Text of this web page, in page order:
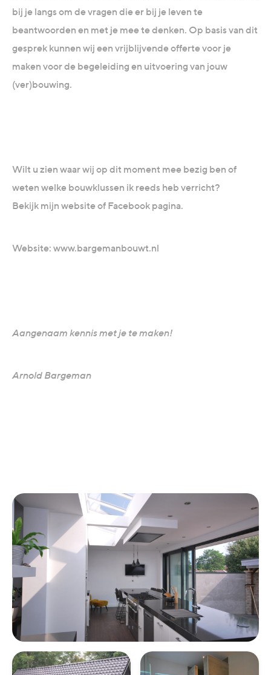
bij je langs om de vragen die er bij je leven te
beantwoorden en met je mee te denken. Op basis van dit
gesprek kunnen wij een vrijblijvende offerte voor je
maken voor de begeleiding en uitvoering van jouw
(ver)bouwing.
Wilt u zien waar wij op dit moment mee bezig ben of
weten welke bouwklussen ik reeds heb verricht?
Bekijk mijn website of Facebook pagina.
Website: www.bargemanbouwt.nl
Aangenaam kennis met je te maken!
Arnold Bargeman